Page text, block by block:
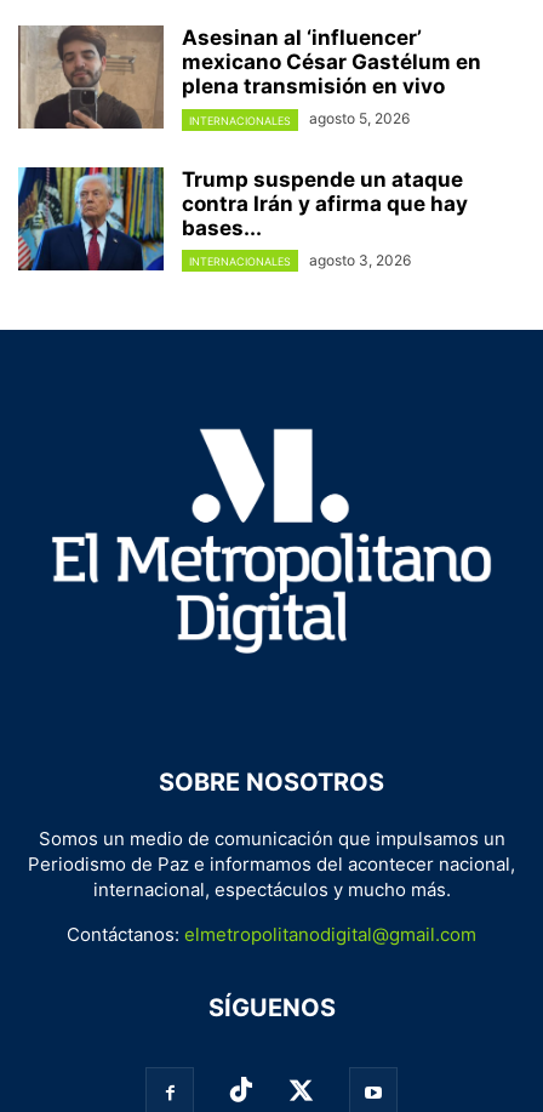
Asesinan al ‘influencer’
mexicano César Gastélum en
plena transmisión en vivo
INTERNACIONALES agosto 5, 2026
Trump suspende un ataque
contra Irán y afirma que hay
bases...
INTERNACIONALES agosto 3, 2026
SOBRE NOSOTROS
Somos un medio de comunicación que impulsamos un
Periodismo de Paz e informamos del acontecer nacional,
internacional, espectáculos y mucho más.
Contáctanos: elmetropolitanodigital@gmail.com
SÍGUENOS